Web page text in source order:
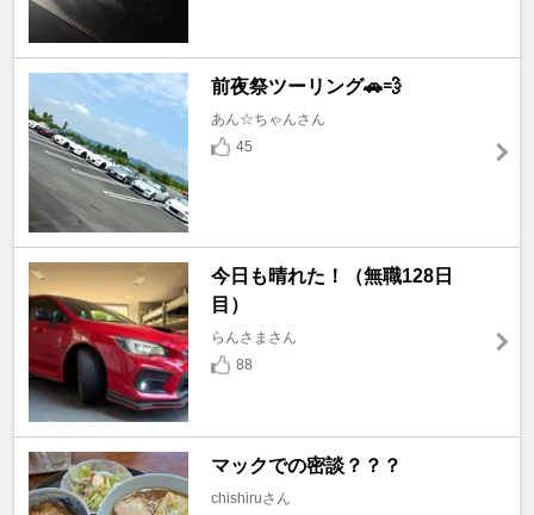
前夜祭ツーリング🚗💨
あん☆ちゃんさん
45
今日も晴れた！（無職128日
目）
らんさまさん
88
マックでの密談？？？
chishiruさん